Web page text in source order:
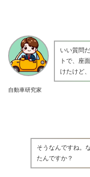
自動車研究家
いい質問
トで、座
けたけど
そうなんですね。
たんですか？